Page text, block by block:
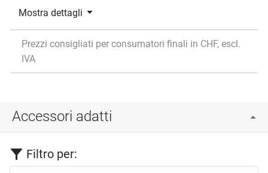
Mostra dettagli
Prezzi consigliati per consumatori finali in CHF, escl.
IVA
Accessori adatti
Filtro per: